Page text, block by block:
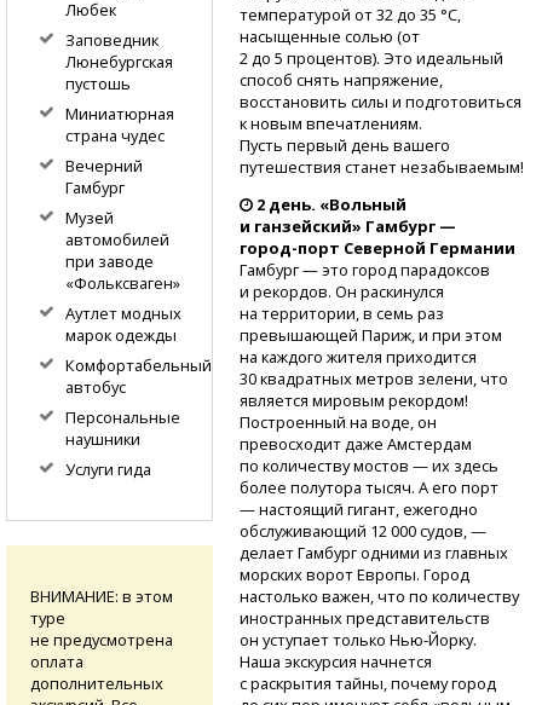
температурой от 32 до 35 °C,
насыщенные солью (от
2 до 5 процентов). Это идеальный
способ снять напряжение,
восстановить силы и подготовиться
к новым впечатлениям.
Пусть первый день вашего
путешествия станет незабываемым!
2 день. «Вольный
и ганзейский» Гамбург —
город-порт Северной Германии
Гамбург — это город парадоксов
и рекордов. Он раскинулся
на территории, в семь раз
превышающей Париж, и при этом
на каждого жителя приходится
30 квадратных метров зелени, что
является мировым рекордом!
Построенный на воде, он
превосходит даже Амстердам
по количеству мостов — их здесь
более полутора тысяч. А его порт
— настоящий гигант, ежегодно
обслуживающий 12 000 судов, —
делает Гамбург одними из главных
морских ворот Европы. Город
настолько важен, что по количеству
иностранных представительств
он уступает только Нью-Йорку.
Наша экскурсия начнется
с раскрытия тайны, почему город
Любек
Заповедник
Люнебургская
пустошь
Миниатюрная
страна чудес
Вечерний
Гамбург
Музей
автомобилей
при заводе
«Фольксваген»
Аутлет модных
марок одежды
Комфортабельный
автобус
Персональные
наушники
Услуги гида
ВНИМАНИЕ: в этом
туре
не предусмотрена
оплата
дополнительных